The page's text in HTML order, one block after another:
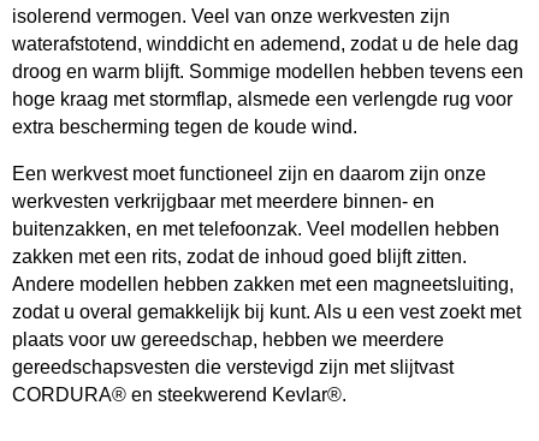
isolerend vermogen. Veel van onze werkvesten zijn
waterafstotend, winddicht en ademend, zodat u de hele dag
droog en warm blijft. Sommige modellen hebben tevens een
hoge kraag met stormflap, alsmede een verlengde rug voor
extra bescherming tegen de koude wind.
Een werkvest moet functioneel zijn en daarom zijn onze
werkvesten verkrijgbaar met meerdere binnen- en
buitenzakken, en met telefoonzak. Veel modellen hebben
zakken met een rits, zodat de inhoud goed blijft zitten.
Andere modellen hebben zakken met een magneetsluiting,
zodat u overal gemakkelijk bij kunt. Als u een vest zoekt met
plaats voor uw gereedschap, hebben we meerdere
gereedschapsvesten die verstevigd zijn met slijtvast
CORDURA® en steekwerend Kevlar®.